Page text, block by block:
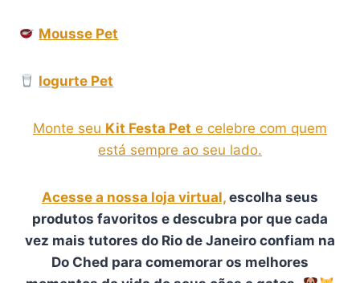
Mousse Pet
Iogurte Pet
Monte seu Kit Festa Pet e celebre com quem
está sempre ao seu lado.
Acesse a nossa loja virtual, escolha seus
produtos favoritos e descubra por que cada
vez mais tutores do Rio de Janeiro confiam na
Do Ched para comemorar os melhores